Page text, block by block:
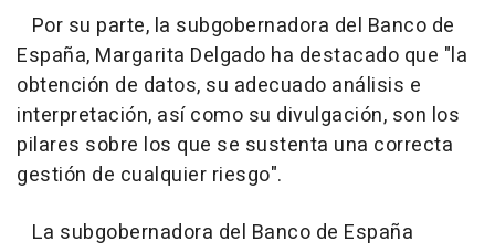
Por su parte, la subgobernadora del Banco de
España, Margarita Delgado ha destacado que "la
obtención de datos, su adecuado análisis e
interpretación, así como su divulgación, son los
pilares sobre los que se sustenta una correcta
gestión de cualquier riesgo".
La subgobernadora del Banco de España